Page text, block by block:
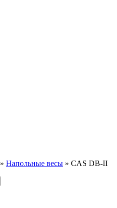
» Напольные весы » CAS DB-II